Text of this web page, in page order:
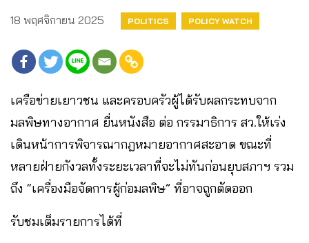
18 พฤศจิกายน 2025 POLITICS POLICY WATCH
เครือข่ายเยาวชน และครอบครัวผู้ได้รับผลกระทบจาก
มลพิษทางอากาศ ยื่นหนังสือ ต่อ กรรมาธิการ สว.ให้เร่ง
เดินหน้าการพิจารณากฎหมายอากาศสะอาด ขณะที่
หลายฝ่ายกังวลทั้งระยะเวลาที่จะไม่ทันก่อนยุบสภาฯ รวม
ถึง “เครื่องมือจัดการผู้ก่อมลพิษ” ที่อาจถูกตัดออก
รับชมเต็มรายการได้ที่